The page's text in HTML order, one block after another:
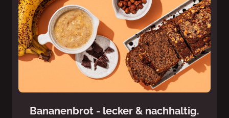
Bananenbrot - lecker & nachhaltig.